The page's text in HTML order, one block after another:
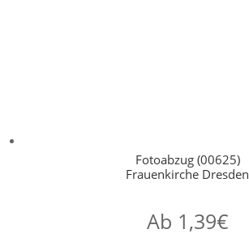
Fotoabzug (00625)
Frauenkirche Dresden
Ab 1,39€